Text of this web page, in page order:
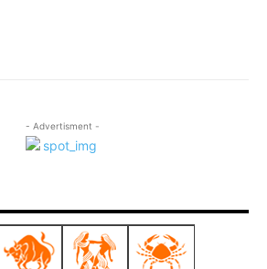
- Advertisment -